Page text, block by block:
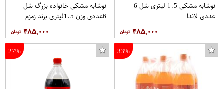
نوشابه مشکی 1.5 ليتری شل 6
عددی لاندا
۴۸۵,۰۰۰
نوشابه مشکی خانواده بزرگ شل
6عددی وزن 1.5ليتري برند زمزم
۴۸۵,۰۰۰
33%
27%